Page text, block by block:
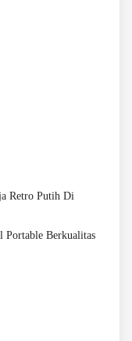
Retro Putih Di
Portable Berkualitas